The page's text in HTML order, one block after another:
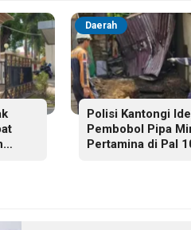
Daerah
Polisi Kantongi
Pembobol Pipa
Pertamina di Pal